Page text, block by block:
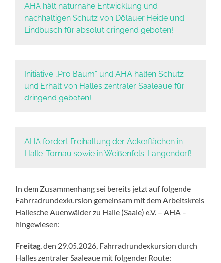
AHA hält naturnahe Entwicklung und
nachhaltigen Schutz von Dölauer Heide und
Lindbusch für absolut dringend geboten!
Initiative „Pro Baum“ und AHA halten Schutz
und Erhalt von Halles zentraler Saaleaue für
dringend geboten!
AHA fordert Freihaltung der Ackerflächen in
Halle-Tornau sowie in Weißenfels-Langendorf!
In dem Zusammenhang sei bereits jetzt auf folgende
Fahrradrundexkursion gemeinsam mit dem Arbeitskreis
Hallesche Auenwälder zu Halle (Saale) e.V. – AHA –
hingewiesen:
Freitag, den 29.05.2026, Fahrradrundexkursion durch
Halles zentraler Saaleaue mit folgender Route: